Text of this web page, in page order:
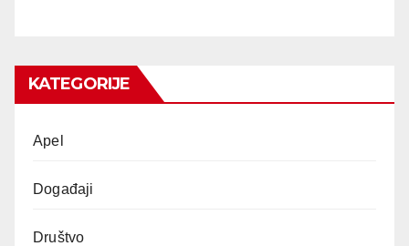
KATEGORIJE
Apel
Događaji
Društvo